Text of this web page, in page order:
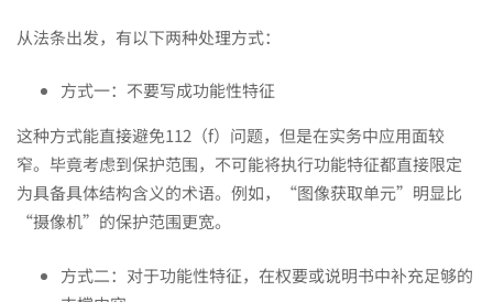
从法条出发，有以下两种处理方式：
方式一：不要写成功能性特征
这种方式能直接避免112（f）问题，但是在实务中应用面较
窄。毕竟考虑到保护范围，不可能将执行功能特征都直接限定
为具备具体结构含义的术语。例如，“图像获取单元”明显比
“摄像机”的保护范围更宽。
方式二：对于功能性特征，在权要或说明书中补充足够的